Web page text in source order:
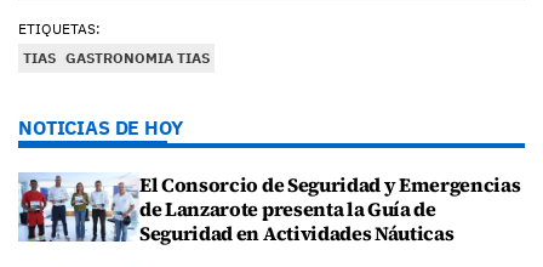
ETIQUETAS:
TIAS GASTRONOMIA TIAS
NOTICIAS DE HOY
El Consorcio de Seguridad y Emergencias
de Lanzarote presenta la Guía de
Seguridad en Actividades Náuticas